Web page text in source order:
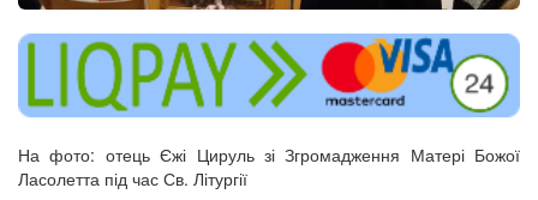
На фото: отець Єжі Цируль зі Згромадження Матері Божої
Ласолетта під час Св. Літургії